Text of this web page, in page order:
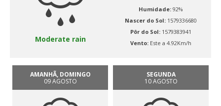
Moderate rain
Humidade: 92%
Nascer do Sol: 1579336680
Pôr do Sol: 1579383941
Vento: Este a 4.92Km/h
AMANHÃ, DOMINGO
09 AGOSTO
SEGUNDA
10 AGOSTO